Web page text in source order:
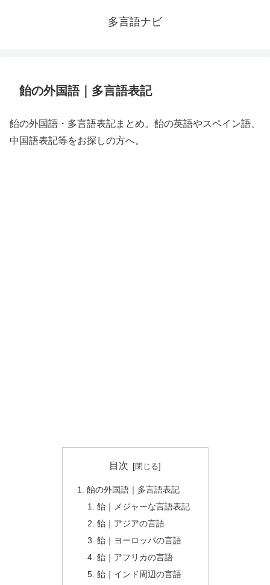
多言語ナビ
飴の外国語｜多言語表記
飴の外国語・多言語表記まとめ。飴の英語やスペイン語、
中国語表記等をお探しの方へ。
目次
飴の外国語｜多言語表記
飴｜メジャーな言語表記
飴｜アジアの言語
飴｜ヨーロッパの言語
飴｜アフリカの言語
飴｜インド周辺の言語